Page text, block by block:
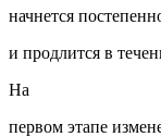
начнется
и продлится в
На
первом этапе